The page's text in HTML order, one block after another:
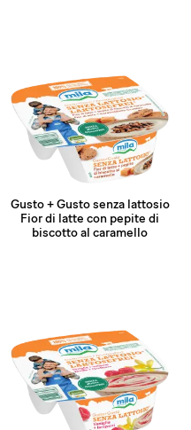
Gusto + Gusto senza lattosio
Fior di latte con pepite di
biscotto al caramello